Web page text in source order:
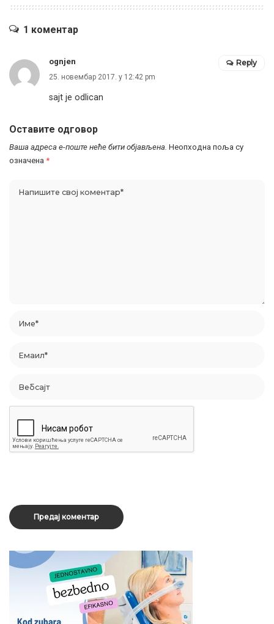
1 коментар
ognjen
25. новембар 2017. у 12:42 pm
sajt je odlican
Reply
Оставите одговор
Ваша адреса е-поште неће бити објављена. Неопходна поља су
означена *